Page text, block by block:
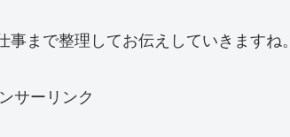
まで整理してお伝えしていきますね。
サーリンク